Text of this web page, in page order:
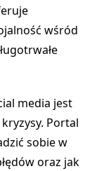
wśród
media jest
Portal
sobie w
oraz jak